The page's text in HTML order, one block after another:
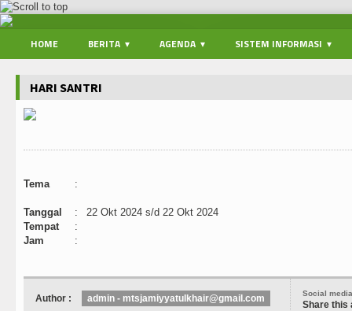
HOME BERITA AGENDA SISTEM INFORMASI
HARI SANTRI
Tema :
Tanggal :
22 Okt 2024 s/d 22 Okt 2024
Tempat
:
Jam
:
Social media
Share this
Author : admin - mtsjamiyyatulkhair@gmail.com